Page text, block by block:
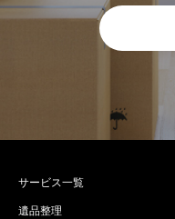
サービス一覧
遺品整理